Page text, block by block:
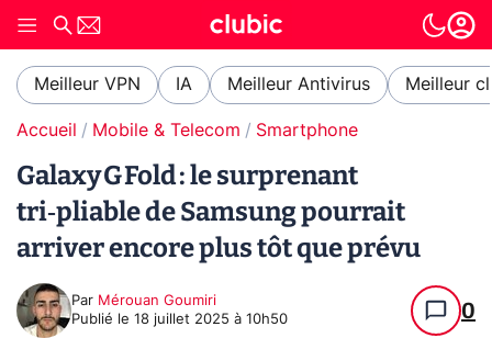
Meilleur VPN IA Meilleur Antivirus Meilleur
Accueil Mobile & Telecom Smartphone
Galaxy G Fold : le surprenant
tri‑pliable de Samsung pourrait
arriver encore plus tôt que prévu
Par Mérouan Goumiri
Publié le 18 juillet 2025 à 10h50 0